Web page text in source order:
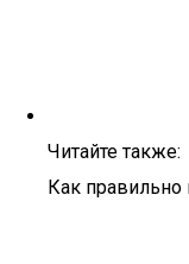
Читайте также:
Как правильно